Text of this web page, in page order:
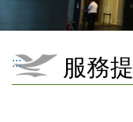
::: 服務